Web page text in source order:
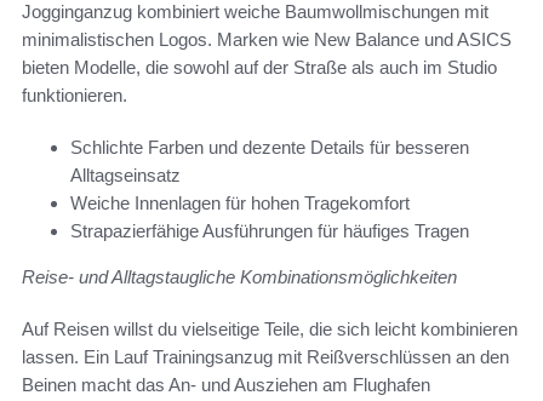
Jogginganzug kombiniert weiche Baumwollmischungen mit
minimalistischen Logos. Marken wie New Balance und ASICS
bieten Modelle, die sowohl auf der Straße als auch im Studio
funktionieren.
Schlichte Farben und dezente Details für besseren
Alltagseinsatz
Weiche Innenlagen für hohen Tragekomfort
Strapazierfähige Ausführungen für häufiges Tragen
Reise- und Alltagstaugliche Kombinationsmöglichkeiten
Auf Reisen willst du vielseitige Teile, die sich leicht kombinieren
lassen. Ein Lauf Trainingsanzug mit Reißverschlüssen an den
Beinen macht das An- und Ausziehen am Flughafen